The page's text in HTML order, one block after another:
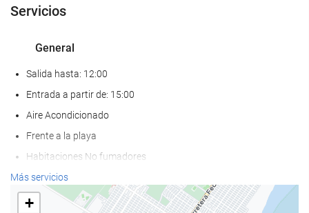
Servicios
General
Salida hasta: 12:00
Entrada a partir de: 15:00
Aire Acondicionado
Frente a la playa
Habitaciones No fumadores
Hotel no fumadores
No admite mascotas
Más servicios
+